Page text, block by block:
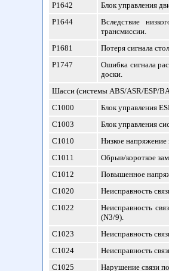
P1642
Блок управления
P1644
Вследствие
трансмиссии.
P1681
Потеря сигнала
P1747
Ошибка сигнала
доски.
Шасси (системы ABS/ASR/ESP/
С1000
Блок управления
С1003
Блок управления
С1010
Низкое напряжение
С1011
Обрыв/короткое
С1012
Повышенное
С1020
Неисправность
С1022
Неисправность
(N3/9).
С1023
Неисправность
С1024
Неисправность
С1025
Нарушение связи